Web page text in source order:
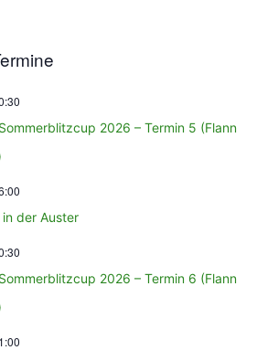
2026 – Termin 5 (Flann
der Auster
2026 – Termin 6 (Flann